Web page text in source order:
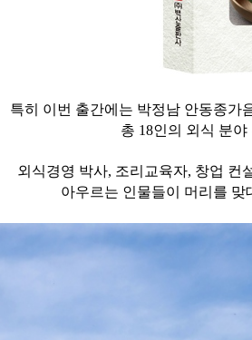
특히 이번 출간에는 박정남 안동종가
총 18인의 외식 분
외식경영 박사, 조리교육자, 창업 컨
아우르는 인물들이 머리를